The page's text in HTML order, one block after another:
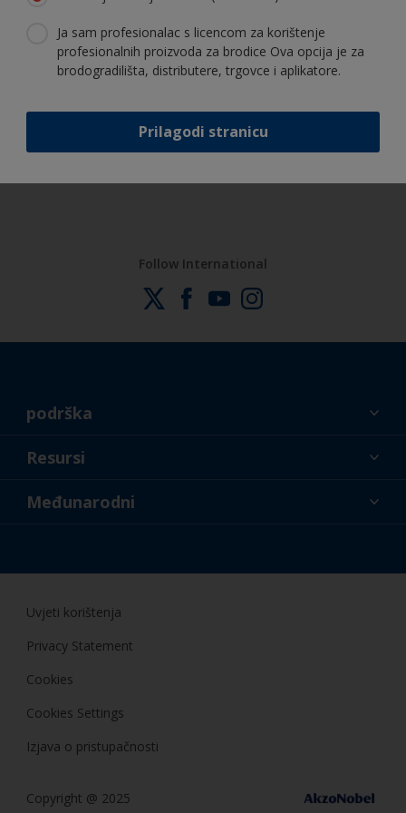
Ja sam profesionalac s licencom za korištenje
profesionalnih proizvoda za brodice Ova opcija je za
brodogradilišta, distributere, trgovce i aplikatore.
Prilagodi stranicu
proizvode sa sigurnošću
Koristite naše stalne inovacije i
stručnost
Follow International
podrška
O nama
Resursi
Novosti
Međunarodni
Uvjeti korištenja
Privacy Statement
Cookies
Cookies Settings
Izjava o pristupačnosti
Copyright @ 2025